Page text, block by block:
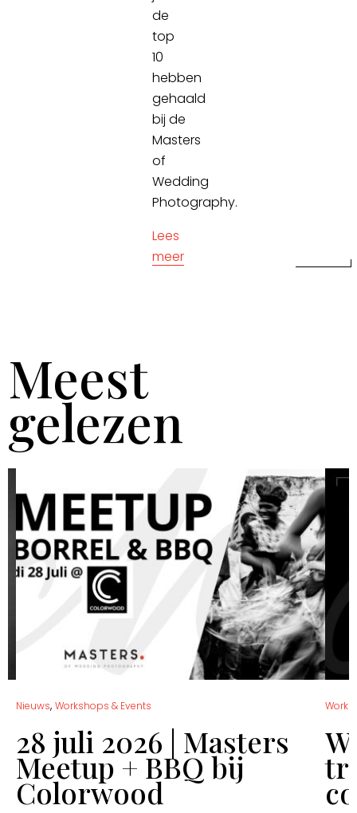
de
top
10
hebben
gehaald
bij de
Masters
of
Wedding
Photography.
Lees
meer
Meest
gelezen
Nieuws, Workshops & Events
28 juli 2026 | Masters
Meetup + BBQ bij
Colorwood